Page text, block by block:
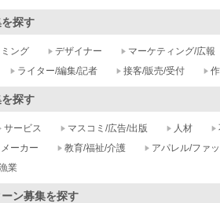
探す
ング デザイナー マーケティング/広報
ライター/編集/記者 接客/販売/受付
探す
サービス マスコミ/広告/出版 人材
メーカー 教育/福祉/介護 アパレル/ファ
業
ン募集を探す